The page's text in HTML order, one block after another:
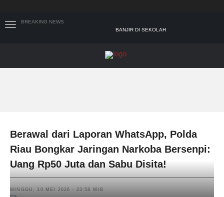
BREAKING NEWS
ADMINISTRASI
Berawal dari Laporan WhatsApp, Polda
Riau Bongkar Jaringan Narkoba Bersenpi:
Uang Rp50 Juta dan Sabu Disita!
MINGGU, 10 MEI 2026 - 23:58 WIB